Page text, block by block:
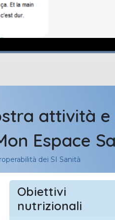
attività
Espace
dei SI Sanità
Obiettivi
nutrizionali